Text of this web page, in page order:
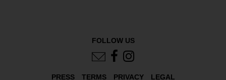
FOLLOW US
PRESS TERMS PRIVACY LEGAL